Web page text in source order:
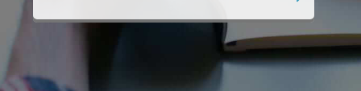
2017年10月 2017年9月 2017年8月
2017年5月
2017年4月